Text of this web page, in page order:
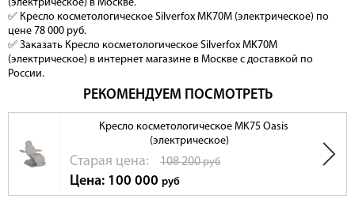
(электрическое) в Москве.
✅ Кресло косметологическое Silverfox MK70M (электрическое) по
цене 78 000 руб.
✅ Заказать Кресло косметологическое Silverfox MK70M
(электрическое) в интернет магазине в Москве с доставкой по
России.
РЕКОМЕНДУЕМ ПОСМОТРЕТЬ
Кресло косметологическое MK75 Oasis
(электрическое)
Cтарая цена: 108 200руб
Цена: 100 000 руб